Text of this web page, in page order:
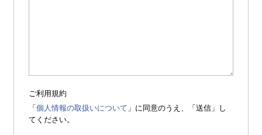
ご利用規約
「個人情報の取扱いについて 」に同意のうえ、「送信」し
てください。